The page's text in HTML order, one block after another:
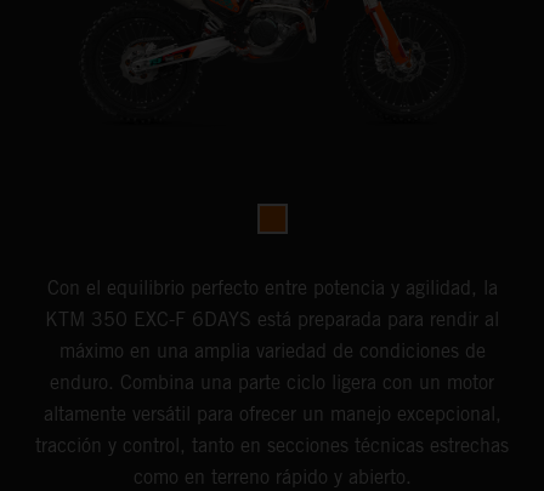
Con el equilibrio perfecto entre potencia y agilidad, la
KTM 350 EXC-F 6DAYS está preparada para rendir al
máximo en una amplia variedad de condiciones de
enduro. Combina una parte ciclo ligera con un motor
altamente versátil para ofrecer un manejo excepcional,
tracción y control, tanto en secciones técnicas estrechas
como en terreno rápido y abierto.